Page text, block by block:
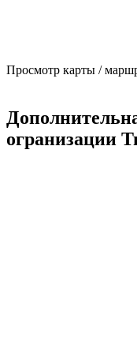
Просмотр карты /
огранизации